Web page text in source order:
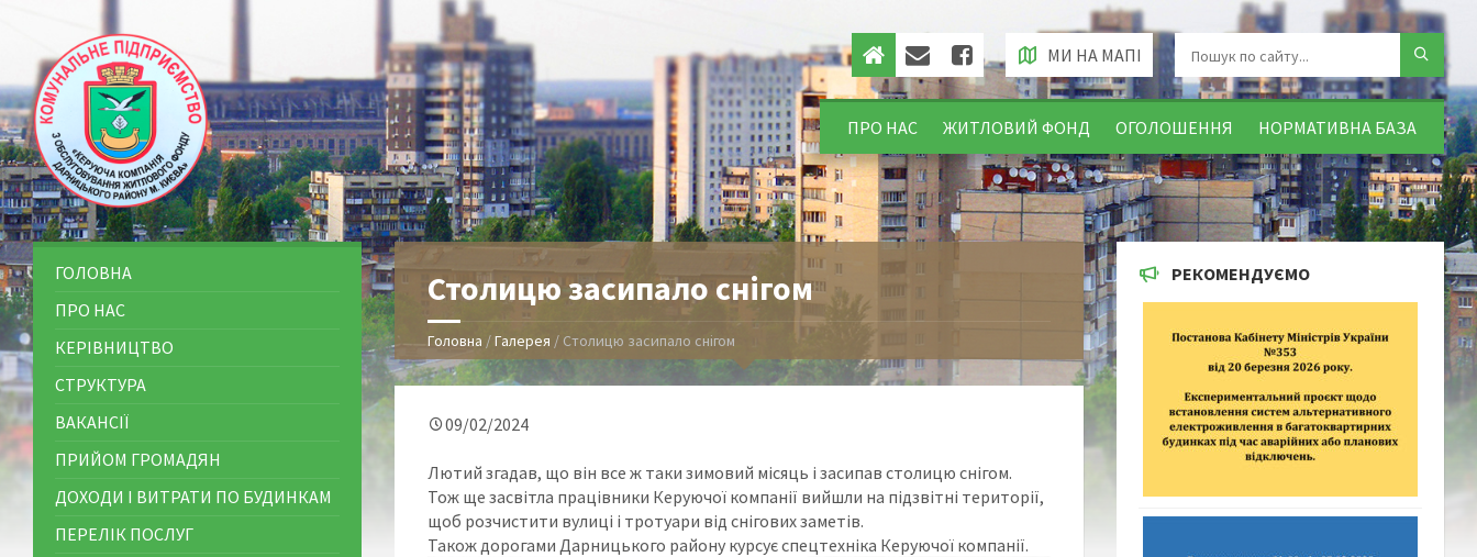
ПРО НАС ЖИТЛОВИЙ ФОНД ОГОЛОШЕННЯ НОРМАТИВНА БАЗА
МИ НА МАПІ
Столицю засипало снігом
Головна /Галерея / Столицю засипало снігом
09/02/2024
Лютий згадав, що він все ж таки зимовий місяць і засипав столицю снігом.
Тож ще засвітла працівники Керуючої компанії вийшли на підзвітні території,
щоб розчистити вулиці і тротуари від снігових заметів.
Також дорогами Дарницького району курсує спецтехніка Керуючої компанії.
ГОЛОВНА
ПРО НАС
КЕРІВНИЦТВО
СТРУКТУРА
ВАКАНСІЇ
ПРИЙОМ ГРОМАДЯН
ДОХОДИ І ВИТРАТИ ПО БУДИНКАМ
ПЕРЕЛІК ПОСЛУГ
РЕКОМЕНДУЄМО